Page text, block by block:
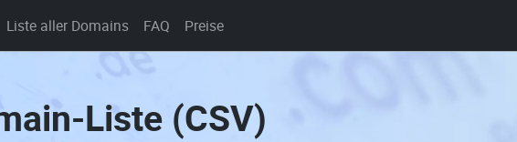
Liste aller Domains FAQ Preise
Liste (CSV)